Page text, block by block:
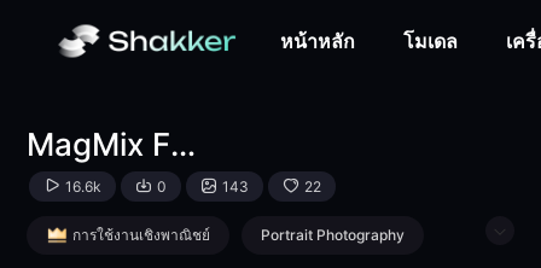
หน้าหลัก โมเดล เค
MagMix FLUX Shakker
16.6k 0 143 22
การใช้งานเชิงพาณิชย์ Portrait Photography